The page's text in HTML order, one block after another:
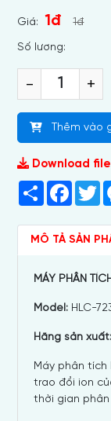
Giá: 1đ 1đ
Số lương:
- +
Thêm vào
Download file
Share
MÔ TẢ SẢN
MÁY PHÂN
Model: HLC-
Hãng sản xuất:
Máy phân tích
trao đổi ion
thời gian phân